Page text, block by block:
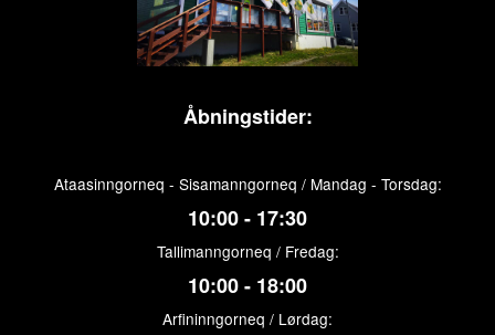
Åbningstider:
Ataasinngorneq - Sisamanngorneq / Mandag - Torsdag:
10:00 - 17:30
Tallimanngorneq / Fredag:
10:00 - 18:00
Arfininngorneq / Lørdag: